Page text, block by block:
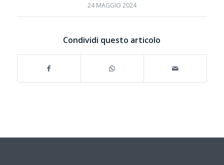
24 MAGGIO 2024
Condividi questo articolo